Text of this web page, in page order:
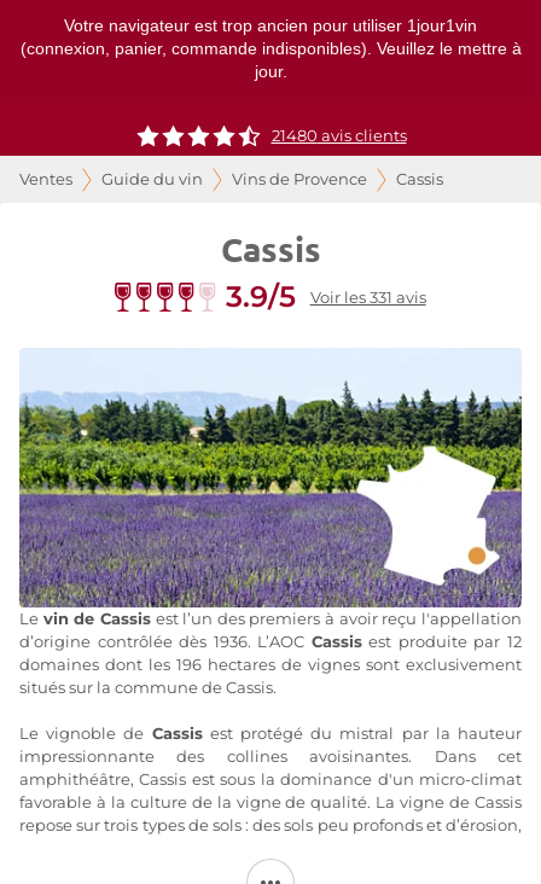
Votre navigateur est trop ancien pour utiliser 1jour1vin
(connexion, panier, commande indisponibles). Veuillez le mettre à
jour.
21480 avis clients
Ventes Guide du vin Vins de Provence Cassis
Cassis
3.9/5 Voir les 331 avis
Le vin de Cassisest l’un des premiers à avoir reçu l'appellation
d’origine contrôlée dès 1936. L’AOC Cassisest produite par 12
domaines dont les 196 hectares de vignes sont exclusivement
situés sur la commune de Cassis.
Le vignoble de Cassisest protégé du mistral par la hauteur
impressionnante des collines avoisinantes. Dans cet
amphithéâtre, Cassis est sous la dominance d'un micro-climat
favorable à la culture de la vigne de qualité. La vigne de Cassis
repose sur trois types de sols : des sols peu profonds et d’érosion,
bruns développés sur colluvions. Les quelques 200 hectares de